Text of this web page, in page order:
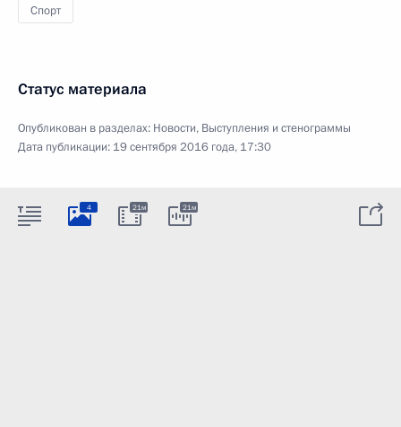
Спорт
Статус материала
Опубликован в разделах: Новости, Выступления и стенограммы
Дата публикации: 19 сентября 2016 года, 17:30
4 21м 21м